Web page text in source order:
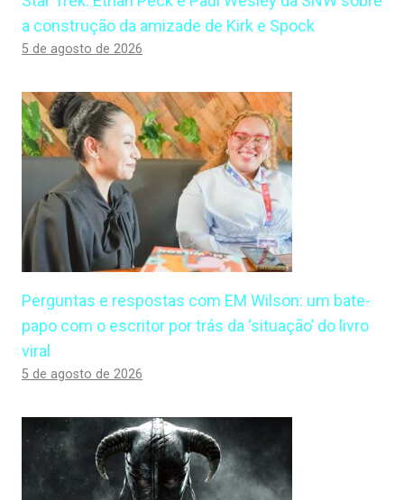
a construção da amizade de Kirk e Spock
5 de agosto de 2026
Perguntas e respostas com EM Wilson: um bate-
papo com o escritor por trás da ‘situação’ do livro
viral
5 de agosto de 2026